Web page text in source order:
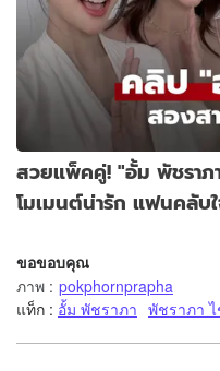
สวยแพ็คคู่! "อั้ม พัชรา
โมเมนต์น่ารัก แฟนคลับ
ขอขอบคุณ
ภาพ : pokphornprapha
แท็ก : อั้ม พัชราภา พัชราภา